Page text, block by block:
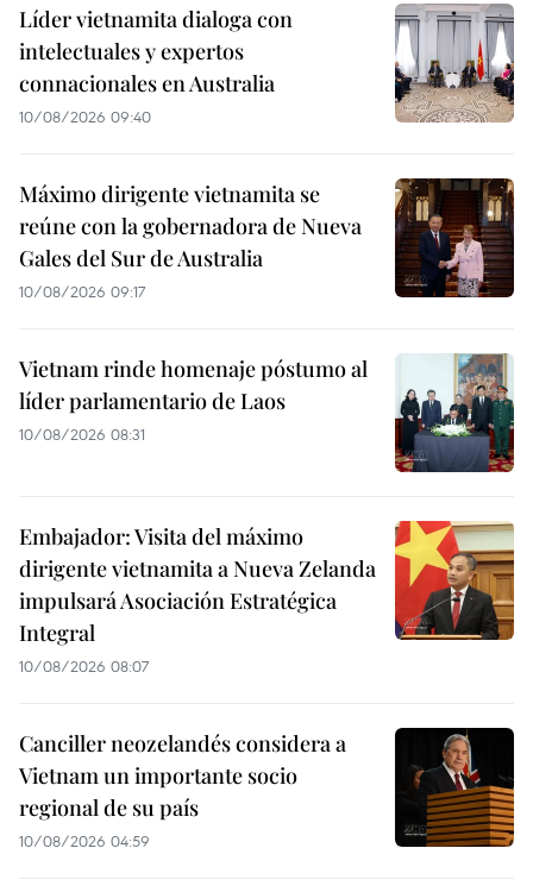
Líder vietnamita dialoga con
intelectuales y expertos
connacionales en Australia
10/08/2026 09:40
Máximo dirigente vietnamita se
reúne con la gobernadora de Nueva
Gales del Sur de Australia
10/08/2026 09:17
Vietnam rinde homenaje póstumo al
líder parlamentario de Laos
10/08/2026 08:31
Embajador: Visita del máximo
dirigente vietnamita a Nueva Zelanda
impulsará Asociación Estratégica
Integral
10/08/2026 08:07
Canciller neozelandés considera a
Vietnam un importante socio
regional de su país
10/08/2026 04:59